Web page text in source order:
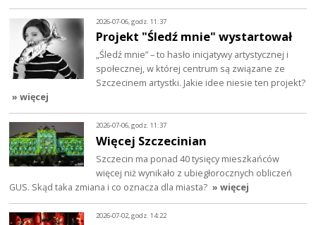
2026-07-06, godz. 11:37
Projekt "Śledź mnie" wystartował
„Śledź mnie” – to hasło inicjatywy artystycznej i
społecznej, w której centrum są związane ze
Szczecinem artystki. Jakie idee niesie ten projekt?
» więcej
2026-07-06, godz. 11:37
Więcej Szczecinian
Szczecin ma ponad 40 tysięcy mieszkańców
więcej niż wynikało z ubiegłorocznych obliczeń
GUS. Skąd taka zmiana i co oznacza dla miasta? » więcej
2026-07-02, godz. 14:22